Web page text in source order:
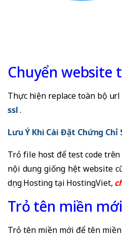
Chuyển website
Thực hiện replace toàn bộ url
ssl.
Lưu Ý Khi Cài Đặt Chứng
Trỏ file host để test code
nội dung giống hệt website
dụng Hosting tại HostingViet,
Trỏ tên miền mới
Trỏ tên miền mới để tên